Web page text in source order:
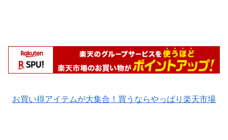
お買い得アイテムが大集合！買うならやっぱり楽天市場